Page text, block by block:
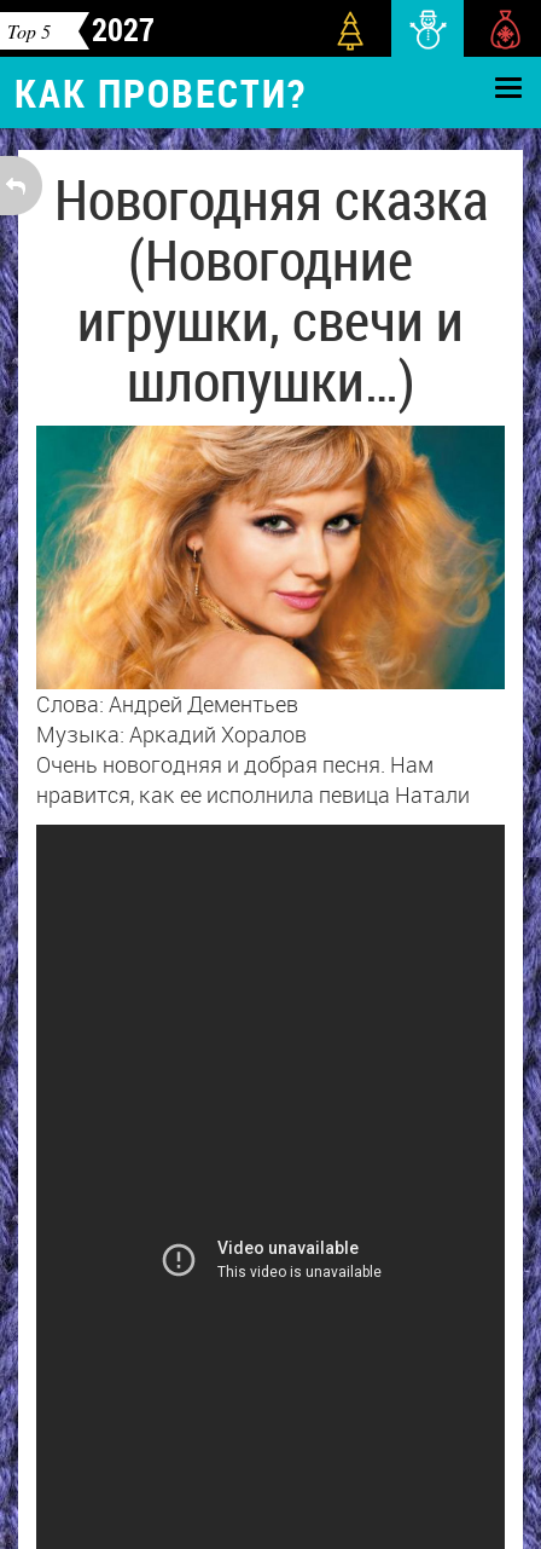
Top 5 2027
КАК ПРОВЕСТИ?
Новогодняя сказка
(Новогодние
игрушки, свечи и
шлопушки…)
Слова: Андрей Дементьев
Музыка: Аркадий Хоралов
Очень новогодняя и добрая песня. Нам
нравится, как ее исполнила певица Натали